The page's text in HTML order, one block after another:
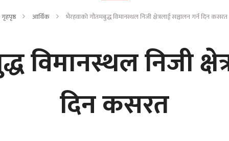
गृहपृष्ठ आर्थिक भैरहवाको गौतमबुद्ध विमानस्थल निजी क्षेत्रलाई सञ्चालन गर्न दिन कसरत
विमानस्थल निजी
दिन कसरत